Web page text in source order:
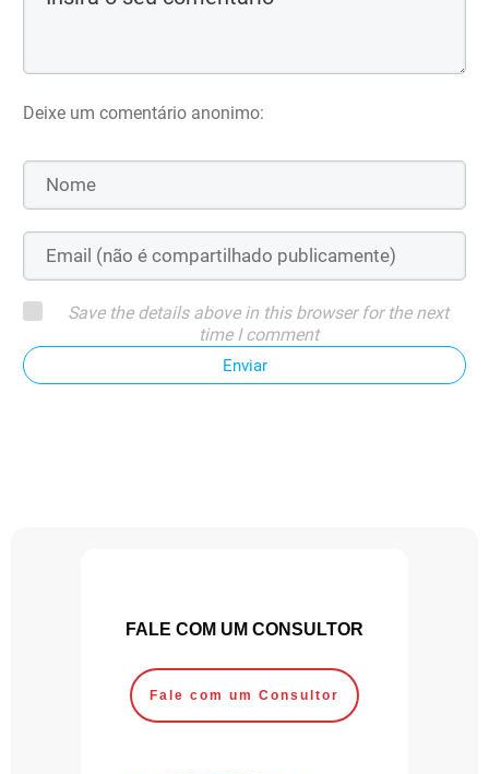
Deixe um comentário anonimo:
Save the details above in this browser for the next
time I comment
Enviar
FALE COM UM CONSULTOR
Fale com um Consultor